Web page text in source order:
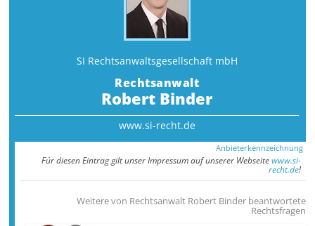
SI Rechtsanwalts­gesellschaft mbH
Rechtsanwalt
Robert Binder
www.si-recht.de
Anbieterkennzeichnung
Für diesen Eintrag gilt unser Impressum auf unserer Webseitewww.si-
recht.de!
Weitere von Rechtsanwalt Robert Binder beantwortete
Rechtsfragen